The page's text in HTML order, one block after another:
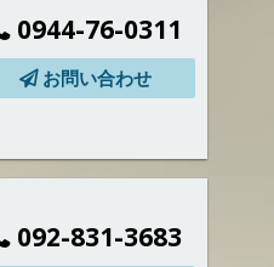
0944-76-0311
お問い合わせ
092-831-3683